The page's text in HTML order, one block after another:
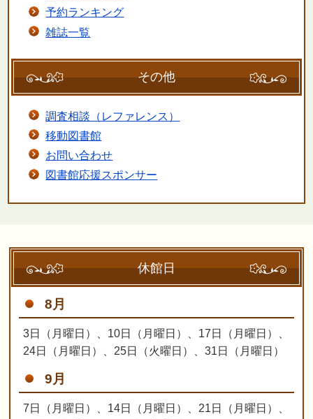
予約ランキング
雑誌一覧
その他
調査相談（レファレンス）
移動図書館
お問い合わせ
図書館応援スポンサー
休館日
8月
3日（月曜日）、10日（月曜日）、17日（月曜日）、
24日（月曜日）、25日（火曜日）、31日（月曜日）
9月
7日（月曜日）、14日（月曜日）、21日（月曜日）、